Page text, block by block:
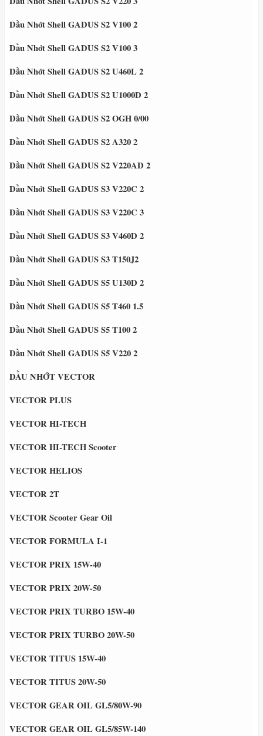
Dầu Nhớt Shell GADUS S2 V100 2
Dầu Nhớt Shell GADUS S2 V100 3
Dầu Nhớt Shell GADUS S2 U460L 2
Dầu Nhớt Shell GADUS S2 U1000D 2
Dầu Nhớt Shell GADUS S2 OGH 0/00
Dầu Nhớt Shell GADUS S2 A320 2
Dầu Nhớt Shell GADUS S2 V220AD 2
Dầu Nhớt Shell GADUS S3 V220C 2
Dầu Nhớt Shell GADUS S3 V220C 3
Dầu Nhớt Shell GADUS S3 V460D 2
Dầu Nhớt Shell GADUS S3 T150J2
Dầu Nhớt Shell GADUS S5 U130D 2
Dầu Nhớt Shell GADUS S5 T460 1.5
Dầu Nhớt Shell GADUS S5 T100 2
Dầu Nhớt Shell GADUS S5 V220 2
DẦU NHỚT VECTOR
VECTOR PLUS
VECTOR HI-TECH
VECTOR HI-TECH Scooter
VECTOR HELIOS
VECTOR 2T
VECTOR Scooter Gear Oil
VECTOR FORMULA I-1
VECTOR PRIX 15W-40
VECTOR PRIX 20W-50
VECTOR PRIX TURBO 15W-40
VECTOR PRIX TURBO 20W-50
VECTOR TITUS 15W-40
VECTOR TITUS 20W-50
VECTOR GEAR OIL GL5/80W-90
VECTOR GEAR OIL GL5/85W-140